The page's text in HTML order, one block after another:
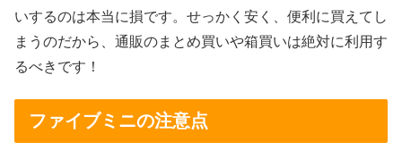
いするのは本当に損です。 せっかく安く、便利に買えてし
まうのだから、通販のまとめ買いや箱買いは絶対に利用す
るべきです！
ファイブミニの注意点